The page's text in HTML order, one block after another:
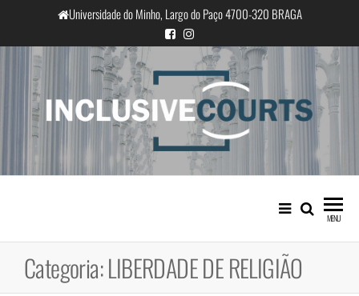
o
conteúdo
Universidade do Minho, Largo do Paço 4700-320 BRAGA
InclusiveCourts
Igualdade e diferença cultural na
prática judicial portuguesa
MENU
Categoria:LIBERDADE DE RELIGIÃO